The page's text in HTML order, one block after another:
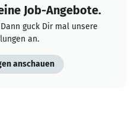
Job-Angebote.
guck Dir mal unsere
an.
anschauen